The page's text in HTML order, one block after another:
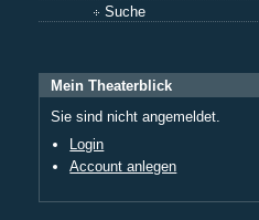
Suche
Mein Theaterblick
Sie sind nicht angemeldet.
Login
Account anlegen